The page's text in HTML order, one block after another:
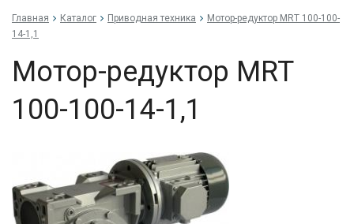
Главная Каталог Приводная техника
Мо­тор-ре­дук­тор MRT 100-100-
14-1,1
Мо­тор-ре­дук­тор MRT
100-100-14-1,1